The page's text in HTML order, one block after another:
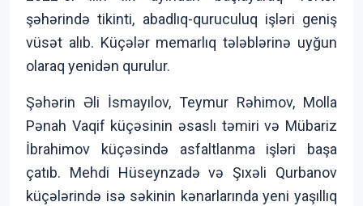
şəhərində tikinti, abadlıq-quruculuq işləri geniş
vüsət alıb. Küçələr memarlıq tələblərinə uyğun
olaraq yenidən qurulur.
Şəhərin Əli İsmayılov, Teymur Rəhimov, Molla
Pənah Vaqif küçəsinin əsaslı təmiri və Mübariz
İbrahimov küçəsində asfaltlanma işləri başa
çatıb. Mehdi Hüseynzadə və Şıxəli Qurbanov
küçələrində isə səkinin kənarlarında yeni yaşıllıq